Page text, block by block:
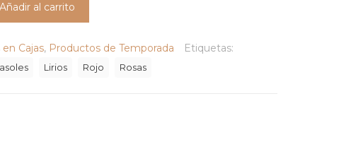
Añadir al carrito
Cajas, Productos de Temporada Etiquetas:
Lirios Rojo Rosas